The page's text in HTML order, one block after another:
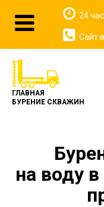
ГЛАВНАЯ
БУРЕНИЕ СКВАЖИН
на воду
24
Сайт